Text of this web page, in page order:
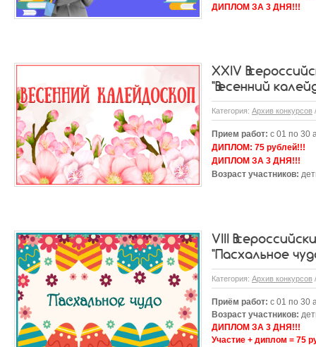
ДИПЛОМ ЗА 3 ДНЯ!!!
XXIV
"Весенний
Категория: Архив конкурсов
Прием работ: с 01 по 30
ДИПЛОМ: 75 рублей!!!
ДИПЛОМ ЗА 3 ДНЯ!!!
Возраст участников:
VIII
"Пасхальное
Категория: Архив конкурсов
Приём работ: с 01 по 30
Возраст участников:
ДИПЛОМ ЗА 3 ДНЯ!!!
Участие + диплом = 75